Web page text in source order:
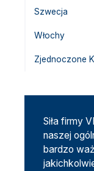
Szwecja
Włochy
Zjednoczone
Siła firmy
naszej
bardzo